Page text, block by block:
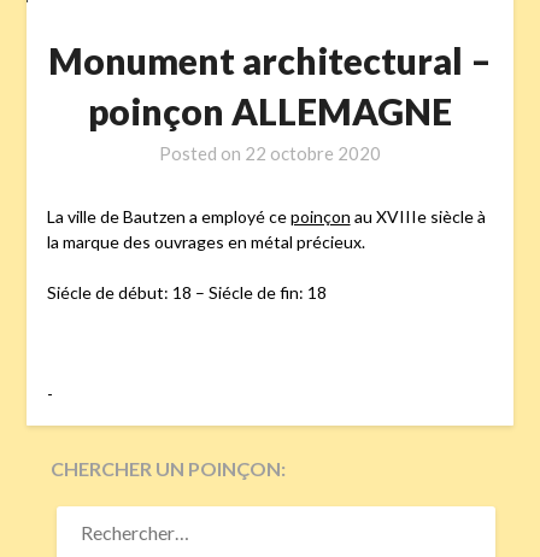
Monument architectural –
poinçon ALLEMAGNE
Posted on 22 octobre 2020
La ville de Bautzen a employé cepoinçon au XVIIIe siècle à
la marque des ouvrages en métal précieux.
Siécle de début: 18 – Siécle de fin: 18
-
CHERCHER UN POINÇON:
RECHERCHER :